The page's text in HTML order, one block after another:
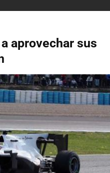
aprovechar sus